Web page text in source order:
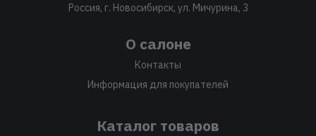
Россия, г. Новосибирск, ул. Мичурина, 3
О салоне
Контакты
Информация для покупателей
Каталог товаров